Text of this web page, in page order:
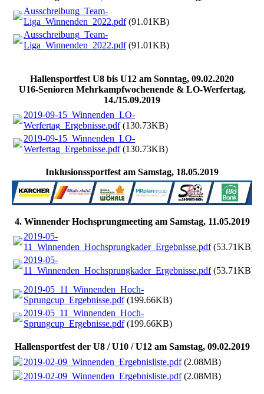
Ausschreibung_Team-
Liga_Winnenden_2022.pdf(91.01KB)
Ausschreibung_Team-
Liga_Winnenden_2022.pdf(91.01KB)
Hallensportfest U8 bis U12 am Sonntag, 09.02.2020
U16-Senioren Mehrkampfwochenende & LO-Werfertag,
14./15.09.2019
2019-09-15_Winnenden_LO-
Werfertag_Ergebnisse.pdf(130.73KB)
2019-09-15_Winnenden_LO-
Werfertag_Ergebnisse.pdf(130.73KB)
Inklusionssportfest am Samstag, 18.05.2019
4. Winnender Hochsprungmeeting am Samstag, 11.05.2019
2019-05-
11_Winnenden_Hochsprungkader_Ergebnisse.pdf(53.71KB)
2019-05-
11_Winnenden_Hochsprungkader_Ergebnisse.pdf(53.71KB)
2019-05_11_Winnenden_Hoch-
Sprungcup_Ergebnisse.pdf(199.66KB)
2019-05_11_Winnenden_Hoch-
Sprungcup_Ergebnisse.pdf(199.66KB)
Hallensportfest der U8 / U10 / U12 am Samstag, 09.02.2019
2019-02-09_Winnenden_Ergebnisliste.pdf(2.08MB)
2019-02-09_Winnenden_Ergebnisliste.pdf(2.08MB)